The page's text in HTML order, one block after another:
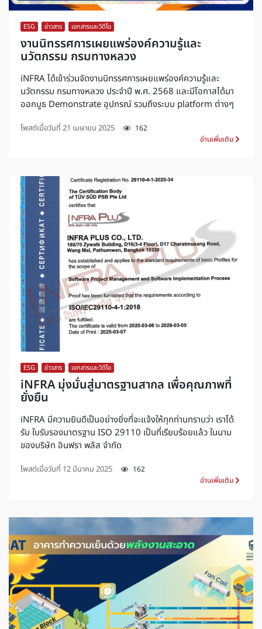
ESG ข่าวสาร เอกสารและวิดีโอ
งานนิทรรศการเผยแพร่องค์ความรู้และ
นวัตกรรม กรมทางหลวง
iNFRA ได้เข้าร่วมจัดงานนิทรรศการเผยแพร่องค์ความรู้และ
นวัตกรรม กรมทางหลวง ประจำปี พ.ศ. 2568 และมีโอกาสได้มา
ออกบูธ Demonstrate อุปกรณ์ รวมถึงระบบ platform ต่างๆ
โพสต์เมื่อวันที่ 21 เมษายน 2025
162
อ่านเพิ่มเติม
ESG ข่าวสาร เอกสารและวิดีโอ
iNFRA มุ่งมั่นสู่มาตรฐานสากล เพื่อคุณภาพที่
ยั่งยืน
iNFRA มีความยินดีเป็นอย่างยิ่งที่จะแจ้งให้ทุกท่านทราบว่า เราได้
รับ ใบรับรองมาตรฐาน ISO 29110 เป็นที่เรียบร้อยแล้ว ในนาม
ของบริษัท อินฟรา พลัส จำกัด
โพสต์เมื่อวันที่ 12 มีนาคม 2025
162
อ่านเพิ่มเติม